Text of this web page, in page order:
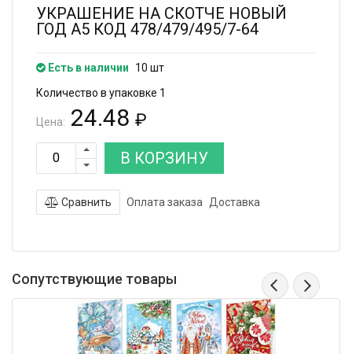
УКРАШЕНИЕ НА СКОТЧЕ НОВЫЙ
ГОД А5 КОД 478/479/495/7-64
Есть в наличии
10 шт
Количество в упаковке 1
Цена: 24.48 ₽
В КОРЗИНУ
Сравнить Оплата заказа Доставка
Сопутствующие товары